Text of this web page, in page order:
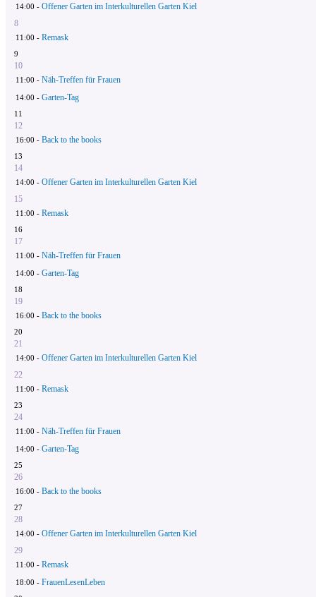
14:00 - Offener Garten im Interkulturellen Garten Kiel
8
11:00 - Remask
9
10
11:00 - Näh-Treffen für Frauen
14:00 - Garten-Tag
11
12
16:00 - Back to the books
13
14
14:00 - Offener Garten im Interkulturellen Garten Kiel
15
11:00 - Remask
16
17
11:00 - Näh-Treffen für Frauen
14:00 - Garten-Tag
18
19
16:00 - Back to the books
20
21
14:00 - Offener Garten im Interkulturellen Garten Kiel
22
11:00 - Remask
23
24
11:00 - Näh-Treffen für Frauen
14:00 - Garten-Tag
25
26
16:00 - Back to the books
27
28
14:00 - Offener Garten im Interkulturellen Garten Kiel
29
11:00 - Remask
18:00 - FrauenLesenLeben